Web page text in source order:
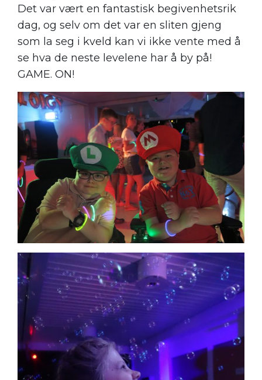
Det var vært en fantastisk begivenhetsrik
dag, og selv om det var en sliten gjeng
som la seg i kveld kan vi ikke vente med å
se hva de neste levelene har å by på!
GAME. ON!